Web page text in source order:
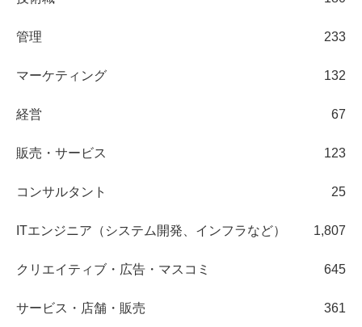
管理 233
マーケティング 132
経営 67
販売・サービス 123
コンサルタント 25
ITエンジニア（システム開発、インフラなど） 1,807
クリエイティブ・広告・マスコミ 645
サービス・店舗・販売 361